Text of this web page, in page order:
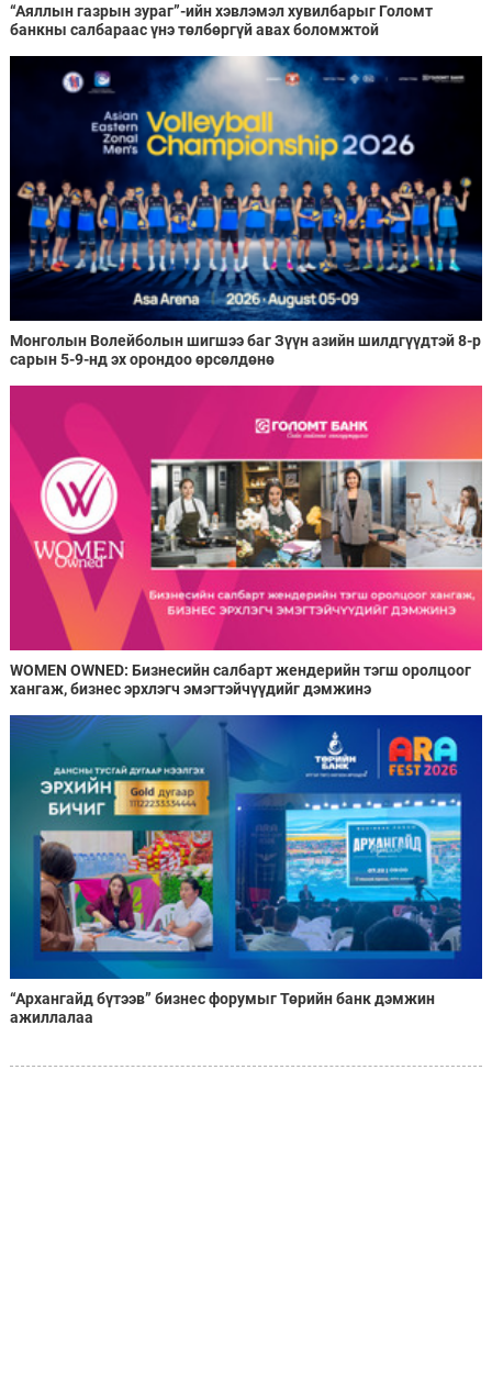
“Аяллын газрын зураг”-ийн хэвлэмэл хувилбарыг Голомт
банкны салбараас үнэ төлбөргүй авах боломжтой
Монголын Волейболын шигшээ баг Зүүн азийн шилдгүүдтэй 8-р
сарын 5-9-нд эх орондоо өрсөлдөнө
WOMEN OWNED: Бизнесийн салбарт жендерийн тэгш оролцоог
хангаж, бизнес эрхлэгч эмэгтэйчүүдийг дэмжинэ
“Архангайд бүтээв” бизнес форумыг Төрийн банк дэмжин
ажиллалаа